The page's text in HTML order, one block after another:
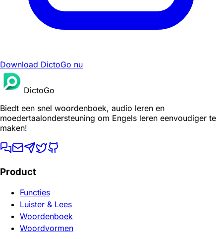
Download DictoGo nu
DictoGo
Biedt een snel woordenboek, audio leren en
moedertaalondersteuning om Engels leren eenvoudiger te
maken!
Product
Functies
Luister & Lees
Woordenboek
Woordvormen